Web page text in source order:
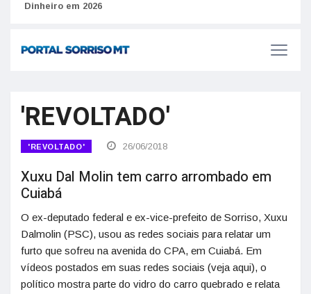
Dinheiro em 2026
'REVOLTADO'
'REVOLTADO' 26/06/2018
Xuxu Dal Molin tem carro arrombado em
Cuiabá
O ex-deputado federal e ex-vice-prefeito de Sorriso, Xuxu
Dalmolin (PSC), usou as redes sociais para relatar um
furto que sofreu na avenida do CPA, em Cuiabá. Em
vídeos postados em suas redes sociais (veja aqui), o
político mostra parte do vidro do carro quebrado e relata